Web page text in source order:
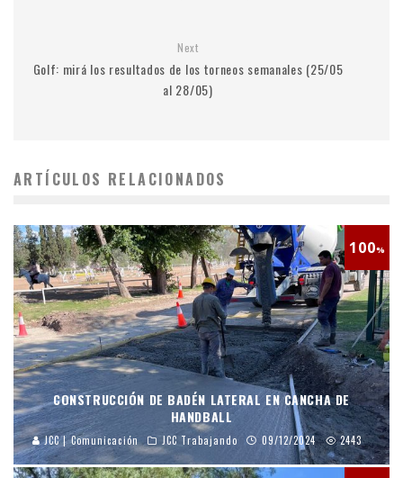
Next
Golf: mirá los resultados de los torneos semanales (25/05
al 28/05)
ARTÍCULOS RELACIONADOS
100%
CONSTRUCCIÓN DE BADÉN LATERAL EN CANCHA DE
HANDBALL
JCC | Comunicación JCC Trabajando 09/12/2024 2443